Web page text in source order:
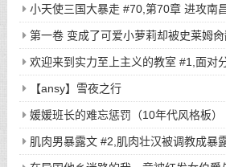
界当中，所有人都听从小天的安排...》/
选好目标后，直接敲门，开始玩弄户主
小天使三国大暴走 #70,第70章 进攻南
使二次元写真集显魅力
第一卷 变成了可爱小萝莉却被史莱姆
看了亿万本小黄书的老司机啊！ #7,渴
小萝莉
欢迎来到实力至上主义的教室 #1,面对
路，轻井泽的最后请求是
【ansy】雪夜之行
媛媛班长的难忘惩罚（10年代风格板）
肌肉男暴露文 #2,肌肉壮汉被调教成暴